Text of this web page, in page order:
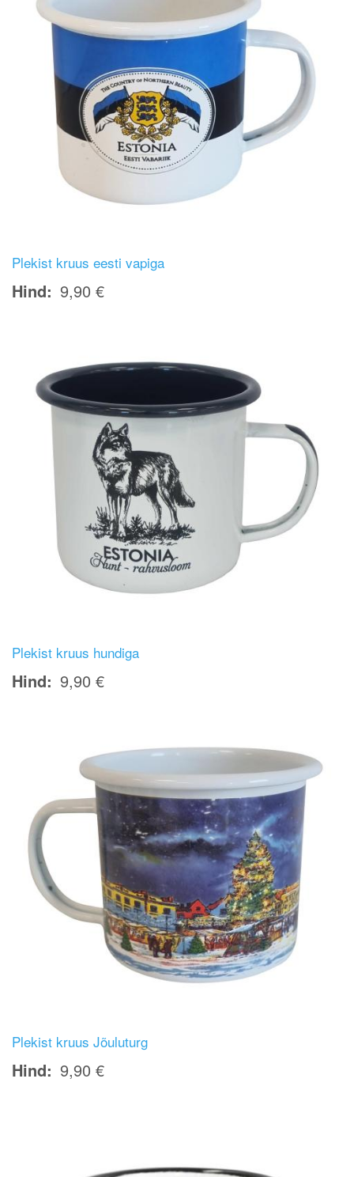
Plekist kruus eesti vapiga
Hind 9,90 €
Plekist kruus hundiga
Hind 9,90 €
Plekist kruus Jõuluturg
Hind 9,90 €